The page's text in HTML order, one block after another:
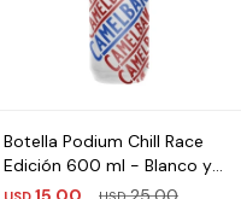
Botella Podium Chill Race
Edición 600 ml - Blanco y
Rojo